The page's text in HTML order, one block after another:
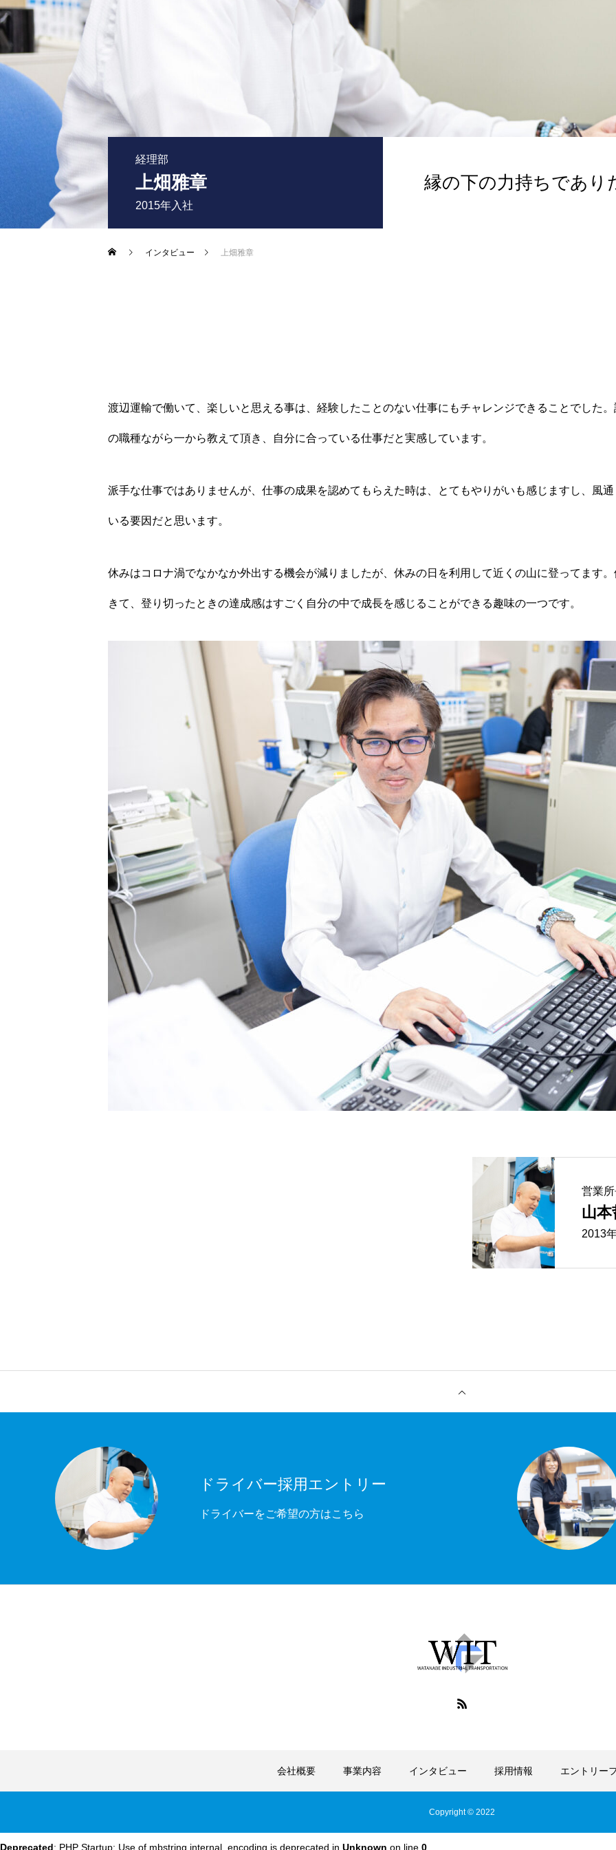
採用情報
エントリーフォーム
事業内容 インタビュー エントリーフォーム
経理部
上畑雅章
2015年入社
縁の下の力持ちであり
インタビュー 上畑雅章
渡辺運輸で働いて、楽しいと思える事は、経験したことのない仕事にもチャレンジできることでした
の職種ながら一から教えて頂き、自分に合っている仕事だと実感しています。
派手な仕事ではありませんが、仕事の成果を認めてもらえた時は、とてもやりがいも感じますし、風
いる要因だと思います。
休みはコロナ渦でなかなか外出する機会が減りましたが、休みの日を利用して近くの山に登ってます
きて、登り切ったときの達成感はすごく自分の中で成長を感じることができる趣味の一つです。
営業
山本
2013
ドライバー採用エントリー
ドライバーをご希望の方はこちら
会社概要 事業内容 インタビュー 採用情報 エントリー
Copyright © 2022
Deprecated: PHP Startup: Use of mbstring.internal_encoding is deprecated in Unknown on line 0